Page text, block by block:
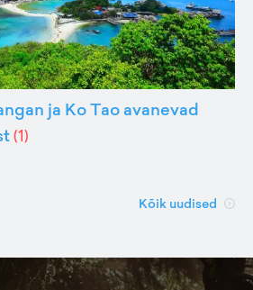
ja Ko Tao avanevad
(1)
Kõik uudised